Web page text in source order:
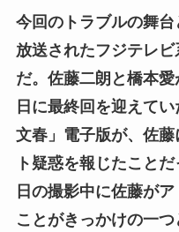
今回のトラブルの舞台
放送されたフジテレビ
だ。佐藤二朗と橋本愛
日に最終回を迎えて
文春」電子版が、佐
ト疑惑を報じたこと
日の撮影中に佐藤が
ことがきっかけの一